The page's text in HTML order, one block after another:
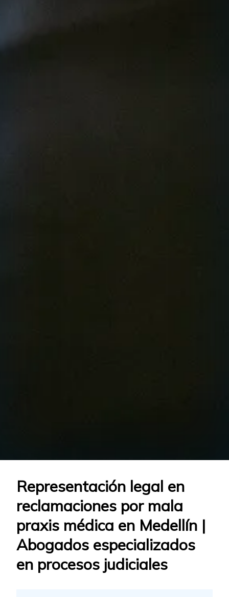
Representación legal en
reclamaciones por mala
praxis médica en Medellín |
Abogados especializados
en procesos judiciales